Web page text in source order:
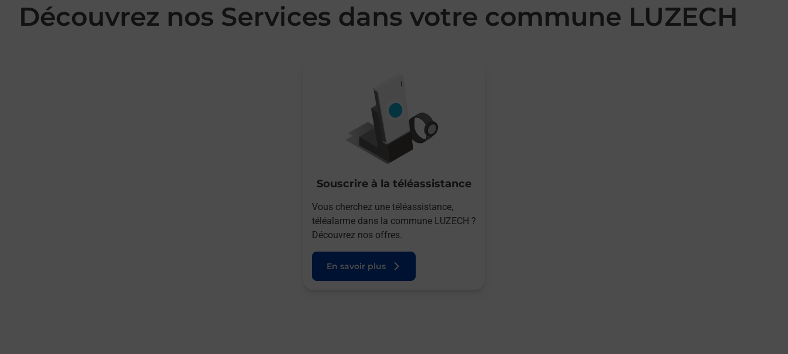
Découvrez nos Services dans votre commune LUZECH
Souscrire à la téléassistance
Vous cherchez une téléassistance,
téléalarme dans la commune LUZECH ?
Découvrez nos offres.
En savoir plus